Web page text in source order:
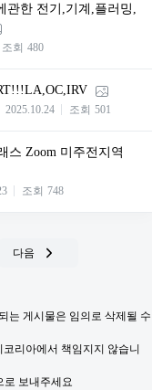
관한 전기,기계,플러밍,
조회 480
2025.10.24 조회 501
스 Zoom 미주전지역
조회 748
다음
는 게시물은 임의로 삭제될 수
리아에서 책임지지 않습니
로 보내주세요